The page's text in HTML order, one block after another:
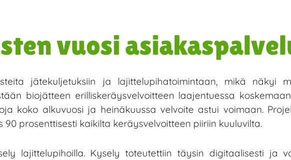
vuosi
jätekuljetuksiin ja lajittelupihatoimintaan, mikä näkyi
biojätteen erilliskeräysvelvoitteen laajentuessa
koko alkuvuosi ja heinäkuussa velvoite astui voimaan.
prosenttisesti kaikilta keräysvelvoitteen piiriin kuuluvilta.
lajittelupihoilla. Kysely toteutettiin täysin digitaalisesti ja